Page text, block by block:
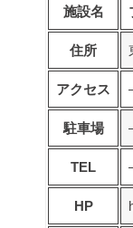
施設名
住所
アクセス
駐車場
TEL
HP